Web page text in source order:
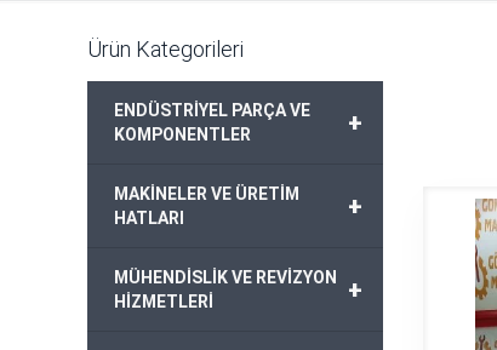
Ürün Kategorileri
+
ENDÜSTRİYEL PARÇA VE
KOMPONENTLER
+
MAKİNELER VE ÜRETİM
HATLARI
+
MÜHENDİSLİK VE REVİZYON
HİZMETLERİ